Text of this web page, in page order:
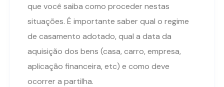
que você saiba como proceder nestas
situações. É importante saber qual o regime
de casamento adotado, qual a data da
aquisição dos bens (casa, carro, empresa,
aplicação financeira, etc) e como deve
ocorrer a partilha.